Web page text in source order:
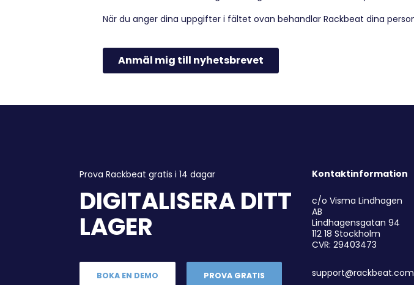
Prova Rackbeat gratis i 14 dagar
DIGITALISERA DITT
LAGER
BOKA EN DEMO PROVA GRATIS
Kontaktinformation
c/o Visma Lindhagen
AB
Lindhagensgatan 94
112 18 Stockholm
CVR: 29403473
support@rackbeat.com